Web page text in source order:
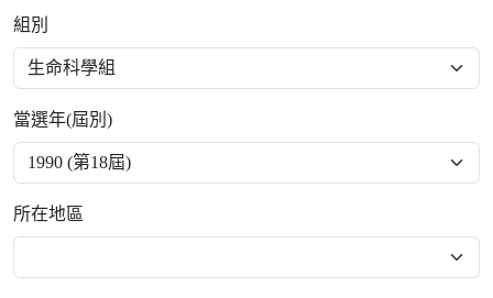
組別
當選年(屆別)
所在地區